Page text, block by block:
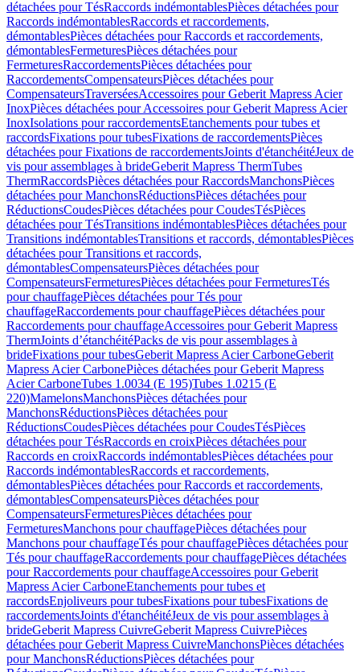
détachées pour TésRaccords indémontablesPièces détachées pour
Raccords indémontablesRaccords et raccordements,
démontablesPièces détachées pour Raccords et raccordements,
démontablesFermeturesPièces détachées pour
FermeturesRaccordementsPièces détachées pour
RaccordementsCompensateursPièces détachées pour
CompensateursTraverséesAccessoires pour Geberit Mapress Acier
InoxPièces détachées pour Accessoires pour Geberit Mapress Acier
InoxIsolations pour raccordementsEtanchements pour tubes et
raccordsFixations pour tubesFixations de raccordementsPièces
détachées pour Fixations de raccordementsJoints d'étanchéitéJeux de
vis pour assemblages à brideGeberit Mapress ThermTubes
ThermRaccordsPièces détachées pour RaccordsManchonsPièces
détachées pour ManchonsRéductionsPièces détachées pour
RéductionsCoudesPièces détachées pour CoudesTésPièces
détachées pour TésTransitions indémontablesPièces détachées pour
Transitions indémontablesTransitions et raccords, démontablesPièces
détachées pour Transitions et raccords,
démontablesCompensateursPièces détachées pour
CompensateursFermeturesPièces détachées pour FermeturesTés
pour chauffagePièces détachées pour Tés pour
chauffageRaccordements pour chauffagePièces détachées pour
Raccordements pour chauffageAccessoires pour Geberit Mapress
ThermJoints d’étanchéitéPacks de vis pour assemblages à
brideFixations pour tubesGeberit Mapress Acier CarboneGeberit
Mapress Acier CarbonePièces détachées pour Geberit Mapress
Acier CarboneTubes 1.0034 (E 195)Tubes 1.0215 (E
220)MamelonsManchonsPièces détachées pour
ManchonsRéductionsPièces détachées pour
RéductionsCoudesPièces détachées pour CoudesTésPièces
détachées pour TésRaccords en croixPièces détachées pour
Raccords en croixRaccords indémontablesPièces détachées pour
Raccords indémontablesRaccords et raccordements,
démontablesPièces détachées pour Raccords et raccordements,
démontablesCompensateursPièces détachées pour
CompensateursFermeturesPièces détachées pour
FermeturesManchons pour chauffagePièces détachées pour
Manchons pour chauffageTés pour chauffagePièces détachées pour
Tés pour chauffageRaccordements pour chauffagePièces détachées
pour Raccordements pour chauffageAccessoires pour Geberit
Mapress Acier CarboneEtanchements pour tubes et
raccordsEnjoliveurs pour tubesFixations pour tubesFixations de
raccordementsJoints d'étanchéitéJeux de vis pour assemblages à
brideGeberit Mapress CuivreGeberit Mapress CuivrePièces
détachées pour Geberit Mapress CuivreManchonsPièces détachées
pour ManchonsRéductionsPièces détachées pour